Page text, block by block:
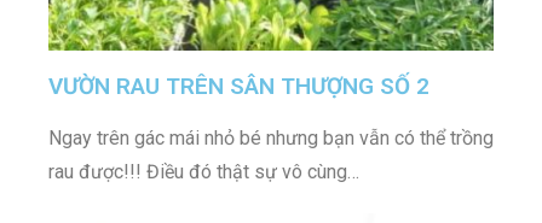
VƯỜN RAU TRÊN SÂN THƯỢNG SỐ 2
Ngay trên gác mái nhỏ bé nhưng bạn vẫn có thể trồng
rau được!!! Điều đó thật sự vô cùng…